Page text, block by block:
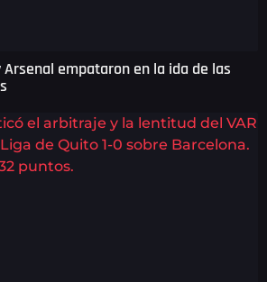
empataron en la ida de las